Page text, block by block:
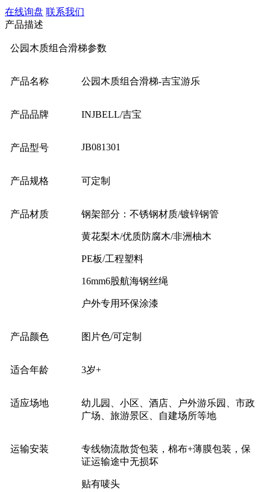
在线询盘 联系我们
产品描述
公园木质组合滑梯参数
产品名称 公园木质组合滑梯-吉宝游乐
产品品牌 INJBELL/吉宝
产品型号 JB081301
产品规格 可定制
产品材质 钢架部分：不锈钢材质/镀锌钢管
黄花梨木/优质防腐木/非洲柚木
PE板/工程塑料
16mm6股航海钢丝绳
户外专用环保涂漆
产品颜色 图片色/可定制
适合年龄 3岁+
适应场地
幼儿园、小区、酒店、户外游乐园、市政
广场、旅游景区、自建场所等地
运输安装
专线物流散货包装，棉布+薄膜包装，保
证运输途中无损坏
贴有唛头